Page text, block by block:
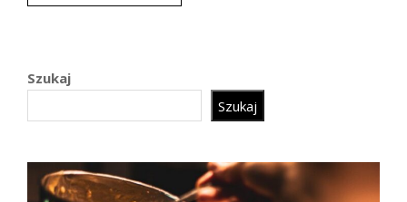
Szukaj
Szukaj